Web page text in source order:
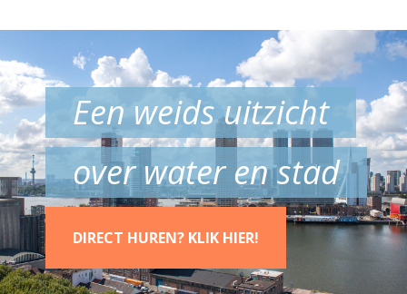
Een weids uitzicht
over water en stad
DIRECT HUREN? KLIK HIER!